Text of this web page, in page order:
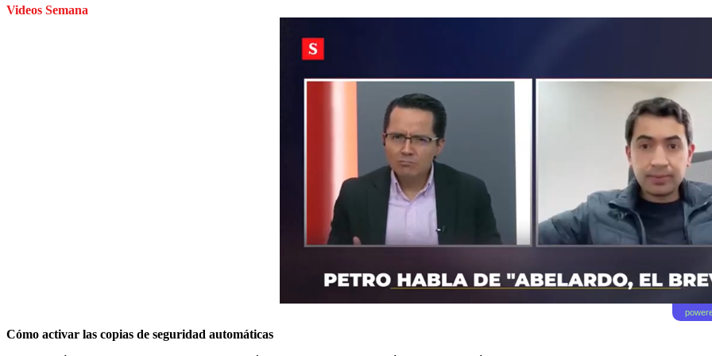
Videos Semana
Cómo activar las copias de seguridad automáticas